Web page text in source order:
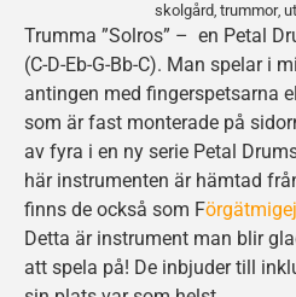
skolgård, trummor,
Trumma ”Solros” – en Petal
(C-D-Eb-G-Bb-C). Man spelar i
antingen med fingerspetsarna
som är fast monterade på
av fyra i en ny serie Petal
här instrumenten är hämtad
finns de också som Förgätmigej
Detta är instrument man blir
att spela på! De inbjuder till